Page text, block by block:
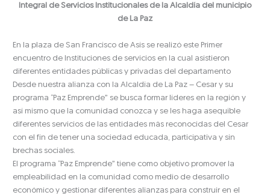
Integral de Servicios Institucionales de la Alcaldía del municipio
de La Paz
En la plaza de San Francisco de Asís se realizó este Primer
encuentro de Instituciones de servicios en la cual asistieron
diferentes entidades públicas y privadas del departamento
Desde nuestra alianza con la Alcaldía de La Paz – Cesar y su
programa “Paz Emprende” se busca formar líderes en la región y
así mismo que la comunidad conozca y se les haga asequible
diferentes servicios de las entidades más reconocidas del Cesar
con el fin de tener una sociedad educada, participativa y sin
brechas sociales.
El programa “Paz Emprende” tiene como objetivo promover la
empleabilidad en la comunidad como medio de desarrollo
económico y gestionar diferentes alianzas para construir en el